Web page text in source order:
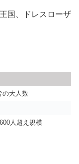
国、ドレスローザ
の大人数
人超え規模